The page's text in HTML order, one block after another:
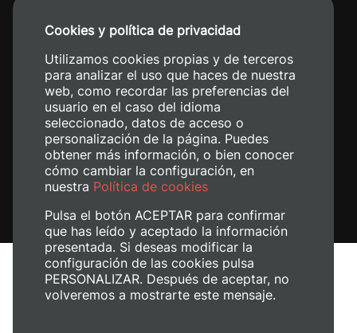
+34 620 04 00 50
Aviso legal
Política de cookies
Cookies y política de privacidad
Utilizamos cookies propias y de terceros
para analizar el uso que haces de nuestra
web, como recordar las preferencias del
usuario en el caso del idioma
seleccionado, datos de acceso o
personalización de la página. Puedes
obtener más información, o bien conocer
cómo cambiar la configuración, en
nuestra Política de cookies
Pulsa el botón ACEPTAR para confirmar
que has leído y aceptado la información
presentada. Si deseas modificar la
configuración de las cookies pulsa
PERSONALIZAR. Después de aceptar, no
volveremos a mostrarte este mensaje.